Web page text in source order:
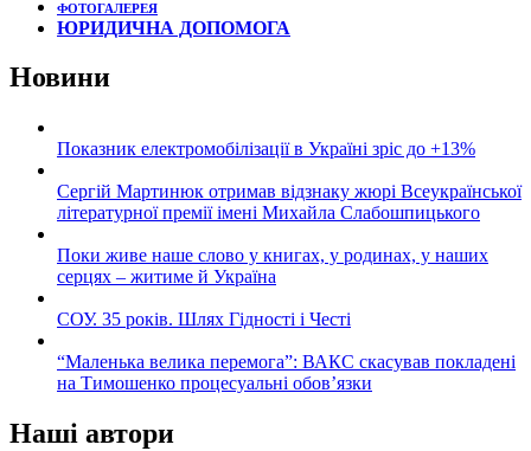
ФОТОГАЛЕРЕЯ
ЮРИДИЧНА ДОПОМОГА
Новини
Показник електромобілізації в Україні зріс до +13%
Сергій Мартинюк отримав відзнаку жюрі Всеукраїнської
літературної премії імені Михайла Слабошпицького
Поки живе наше слово у книгах, у родинах, у наших
серцях – житиме й Україна
СОУ. 35 років. Шлях Гідності і Честі
“Маленька велика перемога”: ВАКС скасував покладені
на Тимошенко процесуальні обов’язки
Наші автори